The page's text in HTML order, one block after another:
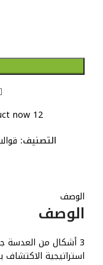
12
now!
التصنيف:
الوصف
الوصف
3 أشكال من العدسة
استراتيجية الاكتشاف